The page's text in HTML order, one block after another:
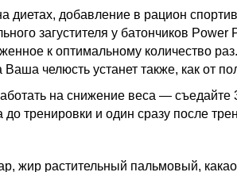
добавление в рацион
загустителя у батончиков
к оптимальному количество
челюсть устанет также, как от
на снижение веса —
тренировки и один сразу после
жир растительный пальмовый,